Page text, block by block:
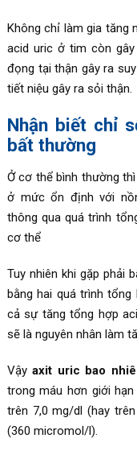
Không chỉ làm gia tăng
acid uric ở tim còn
đọng tại thận gây ra
tiết niệu gây ra sỏi thận.
Nhận biết chỉ
bất thường
Ở cơ thể bình thường
ở mức ổn định với
thông qua quá trình
cơ thể
Tuy nhiên khi gặp phải
bằng hai quá trình
cả sự tăng tổng hợp
sẽ là nguyên nhân làm
Vậyaxit uric bao
trong máu hơn giới
trên 7,0 mg/dl (hay
(360 micromol/l).